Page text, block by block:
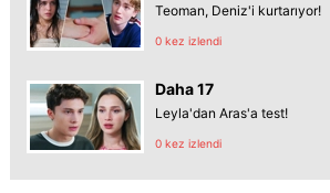
Teoman, Deniz'i kurtarıyor!
0 kez izlendi
Daha 17
Leyla'dan Aras'a test!
0 kez izlendi